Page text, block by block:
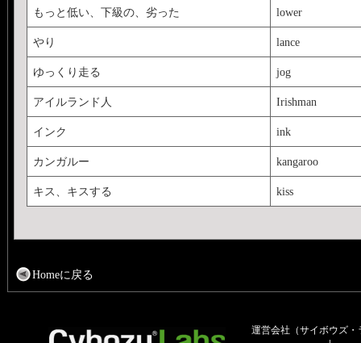
もっと低い、下級の、劣った lower
やり lance
ゆっくり走る jog
アイルランド人 Irishman
インク ink
カンガルー kangaroo
キス、キスする kiss
Homeに戻る
運営会社（サイボウズ・